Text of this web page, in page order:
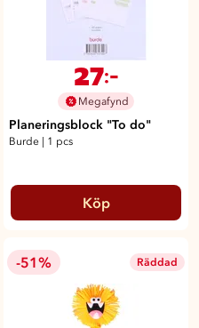
27:-
Megafynd
Planeringsblock "To do"
Burde | 1 pcs
Köp
-51% Räddad